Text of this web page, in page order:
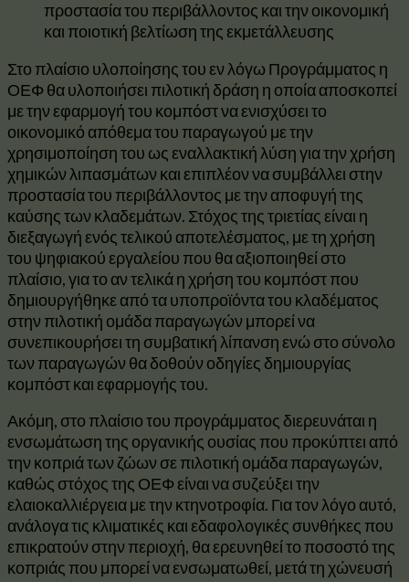
προστασία του περιβάλλοντος και την οικονομική
και ποιοτική βελτίωση της εκμετάλλευσης
Στο πλαίσιο υλοποίησης του εν λόγω Προγράμματος η
ΟΕΦ θα υλοποιήσει πιλοτική δράση η οποία αποσκοπεί
με την εφαρμογή του κομπόστ να ενισχύσει το
οικονομικό απόθεμα του παραγωγού με την
χρησιμοποίηση του ως εναλλακτική λύση για την χρήση
χημικών λιπασμάτων και επιπλέον να συμβάλλει στην
προστασία του περιβάλλοντος με την αποφυγή της
καύσης των κλαδεμάτων. Στόχος της τριετίας είναι η
διεξαγωγή ενός τελικού αποτελέσματος, με τη χρήση
του ψηφιακού εργαλείου που θα αξιοποιηθεί στο
πλαίσιο, για το αν τελικά η χρήση του κομπόστ που
δημιουργήθηκε από τα υποπροϊόντα του κλαδέματος
στην πιλοτική ομάδα παραγωγών μπορεί να
συνεπικουρήσει τη συμβατική λίπανση ενώ στο σύνολο
των παραγωγών θα δοθούν οδηγίες δημιουργίας
κομπόστ και εφαρμογής του.
Ακόμη, στο πλαίσιο του προγράμματος διερευνάται η
ενσωμάτωση της οργανικής ουσίας που προκύπτει από
την κοπριά των ζώων σε πιλοτική ομάδα παραγωγών,
καθώς στόχος της ΟΕΦ είναι να συζεύξει την
ελαιοκαλλιέργεια με την κτηνοτροφία. Για τον λόγο αυτό,
ανάλογα τις κλιματικές και εδαφολογικές συνθήκες που
επικρατούν στην περιοχή, θα ερευνηθεί το ποσοστό της
κοπριάς που μπορεί να ενσωματωθεί, μετά τη χώνευσή